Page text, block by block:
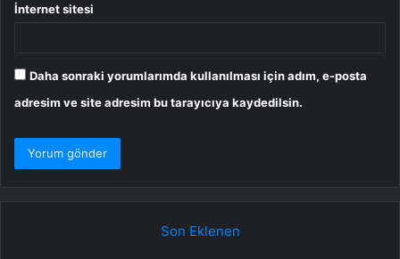
İnternet sitesi
Daha sonraki yorumlarımda kullanılması için adım, e-posta
adresim ve site adresim bu tarayıcıya kaydedilsin.
Son Eklenen